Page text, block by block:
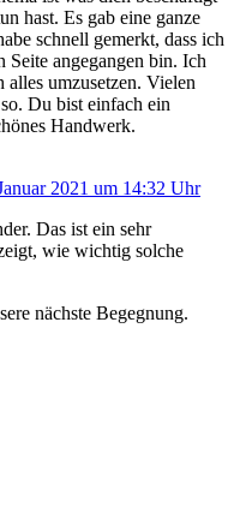
hast. Es gab eine ganze
schnell gemerkt, dass ich
Seite angegangen bin. Ich
alles umzusetzen. Vielen
Du bist einfach ein
Handwerk.
2021 um 14:32 Uhr
Das ist ein sehr
wie wichtig solche
nächste Begegnung.